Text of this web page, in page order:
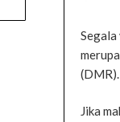
(DMR).
Jika